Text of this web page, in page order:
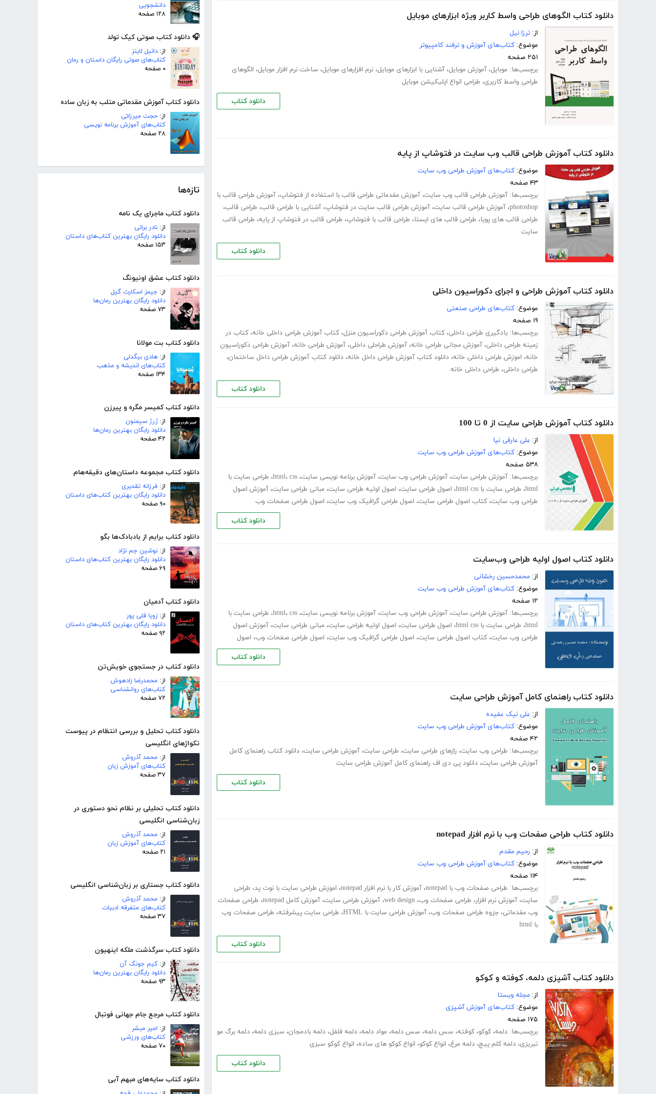
دانشجویی
۱۲۸ صفحه
🎧 دانلود کتاب صوتی کیک تولد
از: دانیل لاینز
کتاب‌های صوتی رایگان داستان و رمان
۰ صفحه
دانلود کتاب آموزش مقدماتی متلب به زبان ساده
از: حجت میرزائی
کتاب‌های آموزش برنامه نویسی
۲۸ صفحه
تازه‌ها
دانلود کتاب ماجرای یک نامه
از: نادر براتی
دانلود رایگان بهترین کتاب‌های داستان
۱۵۳ صفحه
دانلود کتاب عشق اونیونگ
از: جیمز اسکارث گیل
دانلود رایگان بهترین رمان‌ها
۷۳ صفحه
دانلود کتاب بت مولانا
از: هادی بیگدلی
کتاب‌های اندیشه و مذهب
۱۳۴ صفحه
دانلود کتاب کمیسر مگره و پیرزن
از:ژرژ سیمنون
دانلود رایگان بهترین رمان‌ها
۴۲ صفحه
دانلود کتاب مجموعه داستان‌های دقیقه‌هام
از: فرزانه تقدیری
دانلود رایگان بهترین کتاب‌های داستان
۹۰ صفحه
دانلود کتاب برایم از بادبادک‌ها بگو
از: نوشین جم نژاد
دانلود رایگان بهترین کتاب‌های داستان
۶۹ صفحه
دانلود کتاب آدمیان
از: زویا قلی پور
دانلود رایگان بهترین کتاب‌های داستان
۹۲ صفحه
دانلود کتاب در جستجوی خویش‌تن
از: محمدرضا زادهوش
کتاب‌های روانشناسی
۷۲ صفحه
دانلود کتاب تحلیل و بررسی انتظام در پیوست
تکواژهای انگلیسی
از: محمد آذروش
کتاب‌های آموزش زبان
۳۷ صفحه
دانلود کتاب تحلیلی بر نظام نحو دستوری در
زبان‌شناسی انگلیسی
از: محمد آذروش
کتاب‌های آموزش زبان
۲۱ صفحه
دانلود کتاب جستاری بر زبان‌شناسی انگلیسی
از: محمد آذروش
کتاب‌های متفرقه ادبیات
۳۷ صفحه
دانلود کتاب سرگذشت ملکه اینهیون
از: کیم جونگ آن
دانلود رایگان بهترین رمان‌ها
۹۳ صفحه
دانلود کتاب مرجع جام جهانی فوتبال
از: امیر مبشر
کتاب‌های ورزشی
۷۰ صفحه
دانلود کتاب سایه‌های مبهم آبی
دانلود کتاب الگوهای طراحی واسط کاربر ویژه ابزارهای موبایل
از: ترزا نیل
موضوع: کتاب‌های آموزش و ترفند کامپیوتر
۲۵۱ صفحه
برچسب‌ها: موبایل، آموزش موبایل، آشنایی با ابزارهای موبایل، نرم افزارهای موبایل، ساخت نرم افزار موبایل، الگوهای
طراحی واسط کاربری، طراحی انواع اپلیکیشن موبایل
دانلود کتاب
دانلود کتاب آموزش طراحی قالب وب سایت در فتوشاپ از پایه
موضوع: کتاب‌های آموزش طراحی وب سایت
۴۳ صفحه
برچسب‌ها: آموزش طراحی قالب وب سایت، آموزش مقدماتی طراحی قالب با استفاده از فتوشاپ، آموزش طراحی قالب با
photoshop، آموزش طراحی قالب سایت، آموزش طراحی قالب سایت در فتوشاپ، آشنایی با طراحی قالب، طراحی قالب،
طراحی قالب های پویا، طراحی قالب های ایستا، طراحی قالب با فتوشاپ، طراحی قالب در فتوشاپ از پایه، طراحی قالب
سایت
دانلود کتاب
دانلود کتاب آموزش طراحی و اجرای دکوراسیون داخلی
موضوع: کتاب‌های طراحی صنعتی
۱۹ صفحه
برچسب‌ها: یادگیری طراحی داخلی، کتاب آموزش طراحی دکوراسیون منزل، کتاب آموزش طراحی داخلی خانه، کتاب در
زمینه طراحی داخلی، آموزش مجانی طراحی خانه، آموزش طراحلی داخلی، آموزش طراحی خانه، آموزش طراحی دکوراسیون
خانه، اموزش طراحی داخلی خانه، دانلود کتاب آموزش طراحی داخل خانه، دانلود کتاب آموزش طراحی داخل ساختمان،
طراحی داخلی، طراحی داخلی خانه
دانلود کتاب
دانلود کتاب آموزش طراحی سایت از 0 تا 100
از: علی عارفی نیا
موضوع: کتاب‌های آموزش طراحی وب سایت
۵۳۸ صفحه
برچسب‌ها: آموزش طراحی سایت، آموزش طراحی وب سایت، آموزش برنامه نویسی سایت، html، css ، طراحی سایت با
html، طراحی سایت با html css ، اصول طراحی سایت، اصول اولیه طراحی سایت، مبانی طراحی سایت، آموزش اصول
طراحی وب سایت، کتاب اصول طراحی سایت، اصول طراحی گرافیک وب سایت، اصول طراحی صفحات وب
دانلود کتاب
دانلود کتاب اصول اولیه طراحی وب‌سایت
از: محمد‌حسین رخشانی
موضوع: کتاب‌های آموزش طراحی وب سایت
۱۲ صفحه
برچسب‌ها: آموزش طراحی سایت، آموزش طراحی وب سایت، آموزش برنامه نویسی سایت، html، css ، طراحی سایت با
html، طراحی سایت با html css ، اصول طراحی سایت، اصول اولیه طراحی سایت، مبانی طراحی سایت، آموزش اصول
طراحی وب سایت، کتاب اصول طراحی سایت، اصول طراحی گرافیک وب سایت، اصول طراحی صفحات وب، اصول
دانلود کتاب
دانلود کتاب راهنمای کامل آموزش طراحی سایت
از: علی نیک عقیده
موضوع: کتاب‌های آموزش طراحی وب سایت
۴۲ صفحه
برچسب‌ها: طراحی وب سایت، رازهای طراحی سایت، طراحی سایت، آموزش طراحی سایت، دانلود کتاب راهنمای کامل
آموزش طراحی سایت، دانلود پی دی اف راهنمای کامل آموزش طراحی سایت
دانلود کتاب
دانلود کتاب طراحی صفحات وب با نرم افزار notepad
از: رحیم مقدم
موضوع: کتاب‌های آموزش طراحی وب سایت
۱۱۴ صفحه
برچسب‌ها: طراحی صفحات وب با notepad ، آموزش کار با نرم افزار notepad ، اموزش طراحی سایت با نوت پد، طراحی
سایت، آموزش نرم افزار، طراحی صفحات وب، web design، آموزش طراحی سایت، آموزش کامل notepad ، طراحی صفحات
وب مقدماتی، جزوه طراحی صفحات وب، آموزش طراحی سایت با HTML ، طراحی سایت پیشرفته، طراحی صفحات وب
با html
دانلود کتاب
دانلود کتاب آشپزی دلمه، کوفته و کوکو
از: مجله ویستا
موضوع: کتاب‌های آموزش آشپزی
۱۷۵ صفحه
برچسب‌ها: دلمه، کوکو، کوفته، سس دلمه، سس دلمه، مواد دلمه، دلمه فلفل، دلمه بادمجان، سبزی دلمه، دلمه برگ مو
تبریزی، دلمه کلم پیچ، دلمه مرغ، انواع کوکو، انواع کوکو های ساده، انواع کوکو سبزی
دانلود کتاب